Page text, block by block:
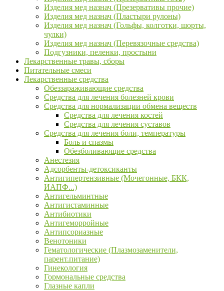
Изделия мед назнач (Презервативы прочие)
Изделия мед назнач (Пластыри рулоны)
Изделия мед назнач (Гольфы, колготки, шорты,
чулки)
Изделия мед назнач (Перевязочные средства)
Подгузники, пеленки, простыни
Лекарственные травы, сборы
Питательные смеси
Лекарственные средства
Обеззараживающие средства
Средства для лечения болезней крови
Средства для нормализации обмена веществ
Средства для лечения костей
Средства для лечения суставов
Средства для лечения боли, температуры
Боль и спазмы
Обезболивающие средства
Анестезия
Адсорбенты-детоксиканты
Антигипертензивные (Мочегонные, БКК,
ИАПФ...)
Антигельминтные
Антигистаминные
Антибиотики
Антигеморройные
Антипсориазные
Венотоники
Гематологические (Плазмозаменители,
парент.питание)
Гинекология
Гормональные средства
Глазные капли